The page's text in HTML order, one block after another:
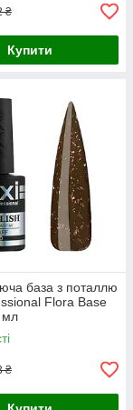
₴
Купити
база з поталлю
Flora Base
₴